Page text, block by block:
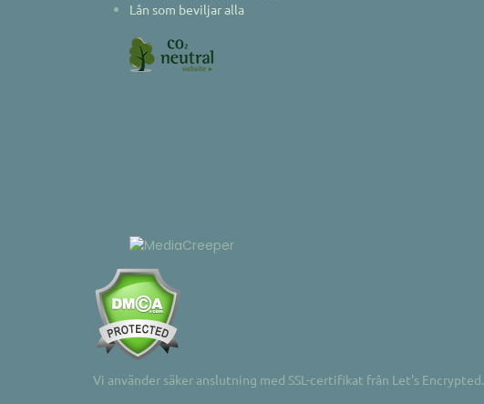
Lån som beviljar alla
Vi använder säker anslutning med SSL-certifikat från Let's Encrypted.